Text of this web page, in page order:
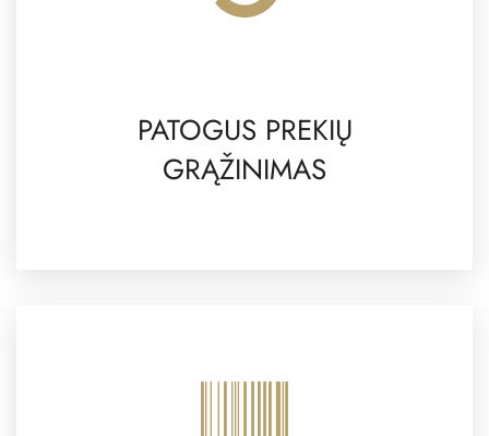
PATOGUS PREKIŲ
GRĄŽINIMAS